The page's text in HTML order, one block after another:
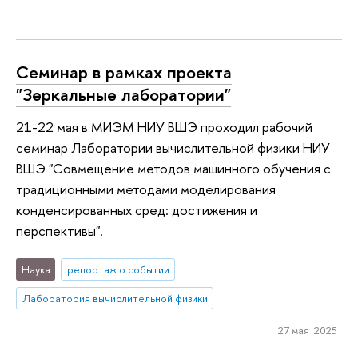
Cеминар в рамках проекта
"Зеркальные лаборатории"
21-22 мая в МИЭМ НИУ ВШЭ проходил рабочий
семинар Лаборатории вычислительной физики НИУ
ВШЭ "Совмещение методов машинного обучения с
традиционными методами моделирования
конденсированных сред: достижения и
перспективы".
Наука
репортаж о событии
Лаборатория вычислительной физики
27 мая 2025